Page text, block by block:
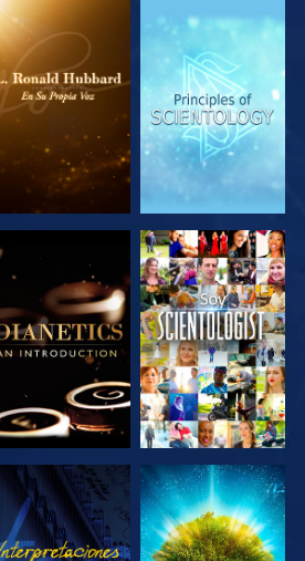
EXPLORA LAS
SERIES
EXPLORA LAS
SERIES
EXPLORA LAS
SERIES
VE
VE
EXPLORA LAS
SERIES